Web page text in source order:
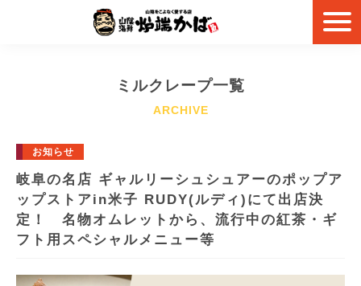
ミルクレープ一覧
お知らせ
岐阜の名店 ギャルリーシュシュアーのポップア
ップストアin米子 RUDY(ルディ)にて出店決
定！ 名物オムレットから、流行中の紅茶・ギ
フト用スペシャルメニュー等